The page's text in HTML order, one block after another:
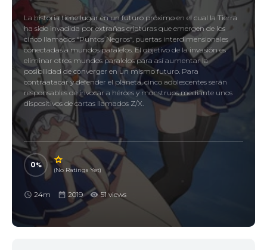
La historia tiene lugar en un futuro próximo en el cual la Tierra
ha sido invadida por extrañas criaturas que emergen de los
cinco llamados “Puntos Negros“, puertas interdimensionales
conectadas a mundos paralelos. El objetivo de la invasión es
eliminar otros mundos paralelos para así aumentar la
posibilidad de converger en un mismo futuro. Para
contraatacar y defender el planeta, cinco adolescentes serán
responsables de invocar a héroes y monstruos mediante unos
dispositivos de cartas llamados Z/X.
0
(No Ratings Yet)
24m 2019 51 views